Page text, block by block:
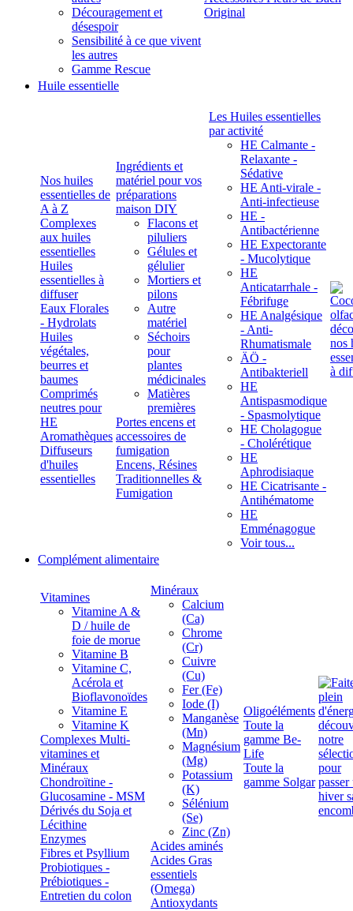
Découragement et
désespoir
Sensibilité à ce que vivent
les autres
Gamme Rescue
Original
Huile essentielle
Nos huiles
essentielles de
A à Z
Complexes
aux huiles
essentielles
Huiles
essentielles à
diffuser
Eaux Florales
- Hydrolats
Huiles
végétales,
beurres et
baumes
Comprimés
neutres pour
HE
Aromathèques
Diffuseurs
d'huiles
essentielles
Ingrédients et
matériel pour vos
préparations
maison DIY
Flacons et
piluliers
Gélules et
gélulier
Mortiers et
pilons
Autre
matériel
Séchoirs
pour
plantes
médicinales
Matières
premières
Portes encens et
accessoires de
fumigation
Encens, Résines
Traditionnelles &
Fumigation
Les Huiles essentielles
par activité
HE Calmante -
Relaxante -
Sédative
HE Anti-virale -
Anti-infectieuse
HE -
Antibactérienne
HE Expectorante
- Mucolytique
HE
Anticatarrhale -
Fébrifuge
HE Analgésique
- Anti-
Rhumatismale
ÄÖ -
Antibakteriell
HE
Antispasmodique
- Spasmolytique
HE Cholagogue
- Cholérétique
HE
Aphrodisiaque
HE Cicatrisante -
Antihématome
HE
Emménagogue
Voir tous...
Complément alimentaire
Vitamines
Vitamine A &
D / huile de
foie de morue
Vitamine B
Vitamine C,
Acérola et
Bioflavonoïdes
Vitamine E
Vitamine K
Complexes Multi-
vitamines et
Minéraux
Chondroïtine -
Glucosamine - MSM
Dérivés du Soja et
Lécithine
Enzymes
Fibres et Psyllium
Probiotiques -
Prébiotiques -
Entretien du colon
Minéraux
Calcium
(Ca)
Chrome
(Cr)
Cuivre
(Cu)
Fer (Fe)
Iode (I)
Manganèse
(Mn)
Magnésium
(Mg)
Potassium
(K)
Sélénium
(Se)
Zinc (Zn)
Acides aminés
Acides Gras
essentiels
(Omega)
Antioxydants
Oligoéléments
Toute la
gamme Be-
Life
Toute la
gamme Solgar